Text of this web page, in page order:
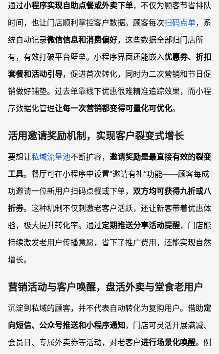
通过小程序实现自助点餐或外卖下单，不仅为顾客节省排队
时间，也让门店顺利掌控客户数据。顾客每次扫码点单，系
统自动记录微信信息和消费偏好，这些数据全部归门店所
有，有效打破平台壁垒。小程序界面还能嵌入优惠券、折扣
套餐和活动引导，促进首次转化，同时为二次营销和节日促
销做好铺垫。过去单靠线下优惠很难精准追踪效果，而小程
序数据化管理让每一次营销都变得可量化可优化。
活用邀请奖励机制，实现客户裂变式增长
要想让私域流量池不断扩容， 邀请奖励是最直接有效的裂变
工具。餐厅可在小程序中设置“邀请有礼”功能——顾客每成
功邀请一位新用户扫码点餐或下单， 双方均可获得九折或八
折券。这种机制不仅刺激老客户活跃，还让新客带着优惠体
验，极大提升转化率。通过定期推送分享活动提醒，门店能
持续激发老用户传播意愿，省下了推广费用，还能实现自然
增长。
营销活动与客户唤醒，盘活外卖与堂食老用户
沉淀到私域的顾客，并不代表自动转化为复购用户。借助定
向短信、公众号推送和小程序通知，门店可灵活开展满减、
会员日、专属外卖券等活动，对老客户进行场景化唤醒。例